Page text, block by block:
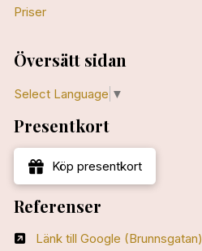
Priser
Översätt sidan
Select Language ▼
Presentkort
Köp presentkort
Referenser
Länk till Google (Brunnsgatan)